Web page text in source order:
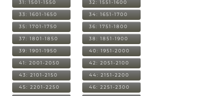
31: 1501-1550 32: 1551-1600
33: 1601-1650 34: 1651-1700
35: 1701-1750 36: 1751-1800
37: 1801-1850 38: 1851-1900
39: 1901-1950 40: 1951-2000
41: 2001-2050 42: 2051-2100
43: 2101-2150 44: 2151-2200
45: 2201-2250 46: 2251-2300